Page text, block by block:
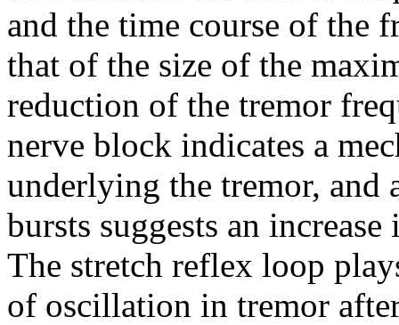
and the time course of the
that of the size of the
reduction of the tremor
nerve block indicates a
underlying the tremor, and
bursts suggests an
The stretch reflex loop
of oscillation in tremor